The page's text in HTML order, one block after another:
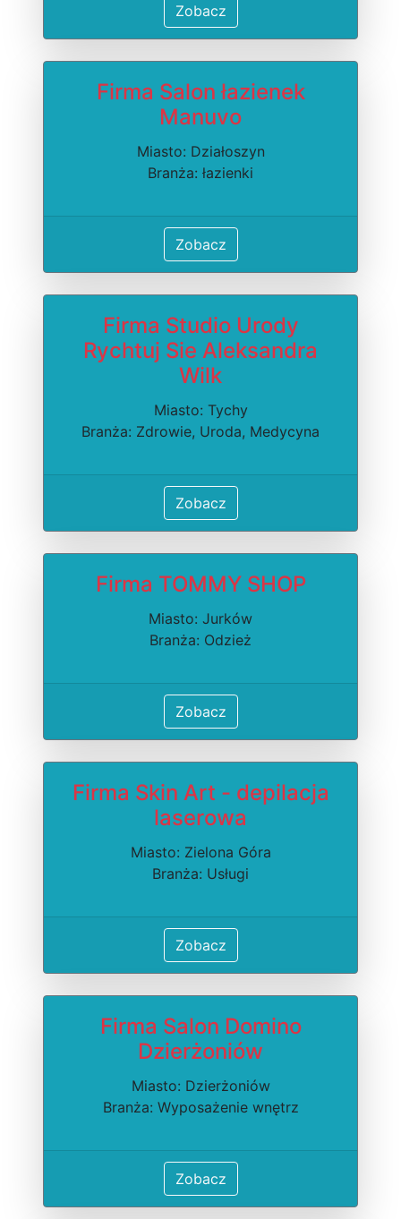
Zobacz
Firma Salon łazienek
Manuvo
Miasto: Działoszyn
Branża: łazienki
Zobacz
Firma Studio Urody
Rychtuj Sie Aleksandra
Wilk
Miasto: Tychy
Branża: Zdrowie, Uroda, Medycyna
Zobacz
Firma TOMMY SHOP
Miasto: Jurków
Branża: Odzież
Zobacz
Firma Skin Art - depilacja
laserowa
Miasto: Zielona Góra
Branża: Usługi
Zobacz
Firma Salon Domino
Dzierżoniów
Miasto: Dzierżoniów
Branża: Wyposażenie wnętrz
Zobacz